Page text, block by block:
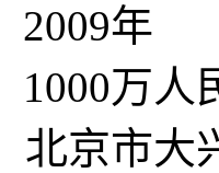
2009年
1000万人
北京市大